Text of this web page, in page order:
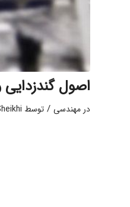
اصول
در مهندسی / توسط